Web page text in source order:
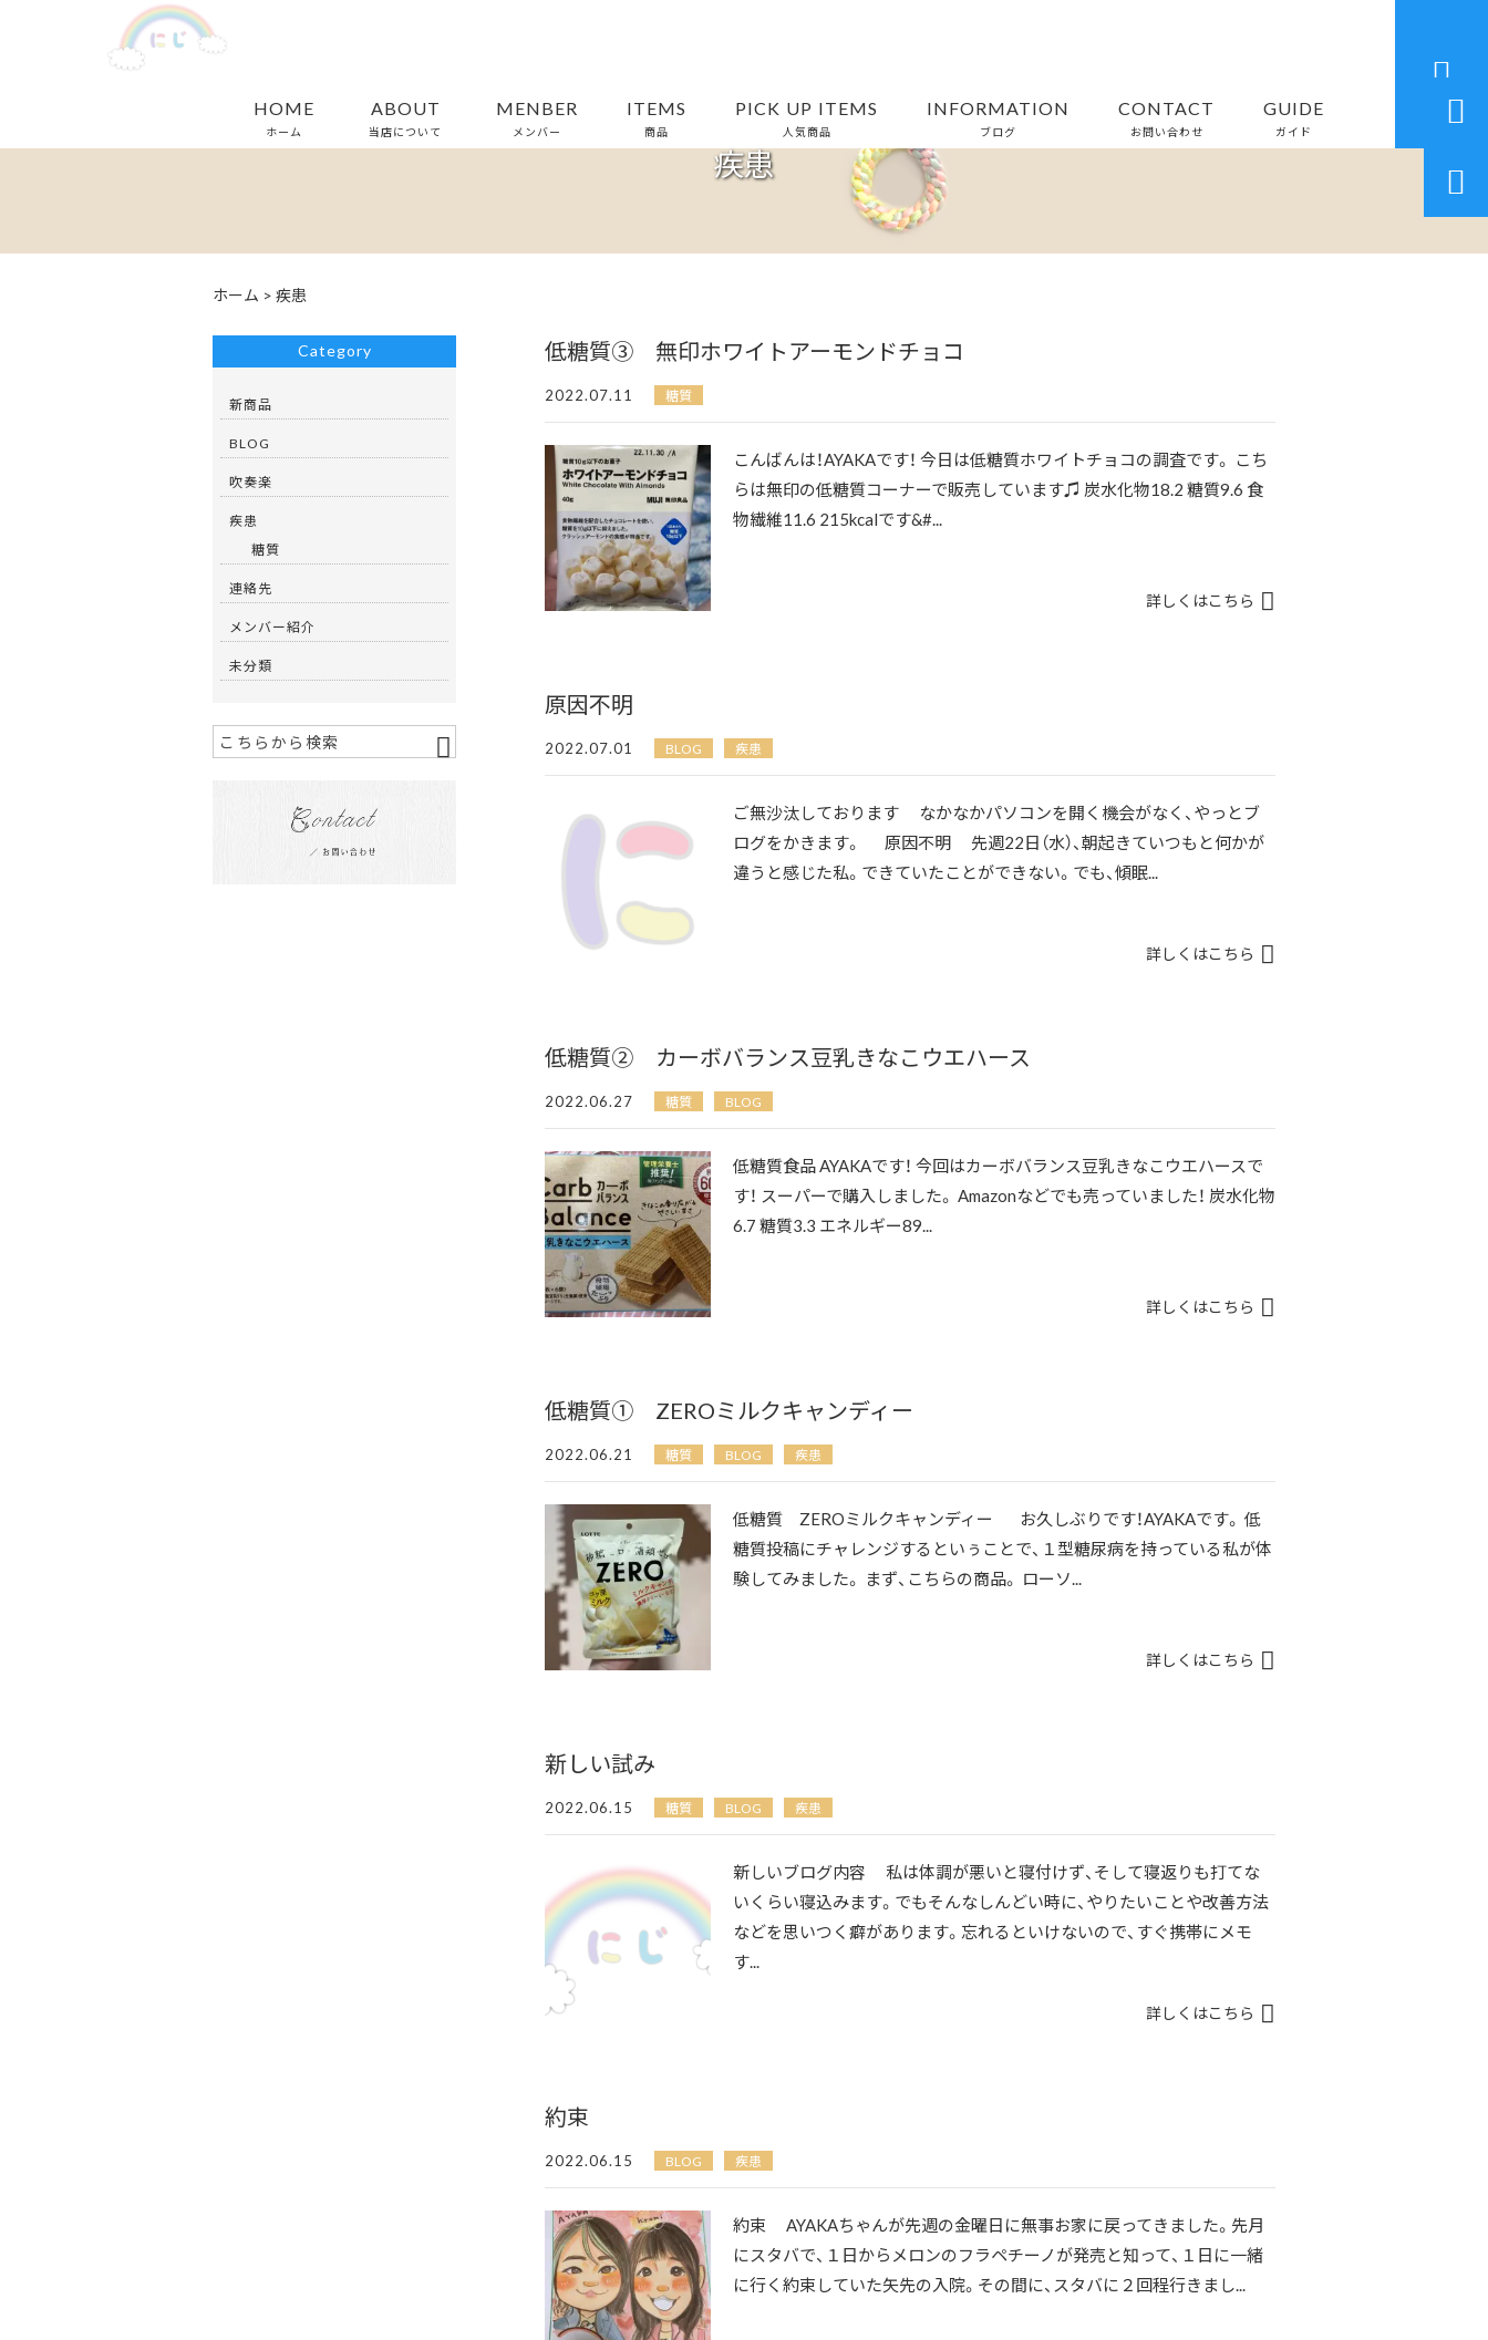
HOME
ホーム
ABOUT
当店について
MENBER
メンバー
ITEMS
商品
PICK UP ITEMS
人気商品
INFORMATION
ブログ
CONTACT
お問い合わせ
GUIDE
ガイド

疾患
ホーム > 疾患
低糖質➂ 無印ホワイトアーモンドチョコ
2022.07.11 糖質
こんばんは！AYAKAです！ 今日は低糖質ホワイトチョコの調査です。 こち
らは無印の低糖質コーナーで販売しています♫ 炭水化物18.2 糖質9.6 食
物繊維11.6 215kcalです&#...
詳しくはこちら
原因不明
2022.07.01 BLOG 疾患
ご無沙汰しております なかなかパソコンを開く機会がなく、やっとブ
ログをかきます。 原因不明 先週22日（水）、朝起きていつもと何かが
違うと感じた私。できていたことができない。でも、傾眠...
詳しくはこちら
低糖質② カーボバランス豆乳きなこウエハース
2022.06.27 糖質 BLOG
低糖質食品 AYAKAです！ 今回はカーボバランス豆乳きなこウエハースで
す！ スーパーで購入しました。 Amazonなどでも売っていました！ 炭水化物
6.7 糖質3.3 エネルギー89...
詳しくはこちら
低糖質① ZEROミルクキャンディー
2022.06.21 糖質 BLOG 疾患
低糖質 ZEROミルクキャンディー お久しぶりです！AYAKAです。 低
糖質投稿にチャレンジするといぅことで、１型糖尿病を持っている私が体
験してみました。 まず、こちらの商品。 ローソ...
詳しくはこちら
新しい試み
2022.06.15 糖質 BLOG 疾患
新しいブログ内容 私は体調が悪いと寝付けず、そして寝返りも打てな
いくらい寝込みます。でもそんなしんどい時に、やりたいことや改善方法
などを思いつく癖があります。忘れるといけないので、すぐ携帯にメモ
す...
詳しくはこちら
約束
2022.06.15 BLOG 疾患
約束 AYAKAちゃんが先週の金曜日に無事お家に戻ってきました。先月
にスタバで、１日からメロンのフラペチーノが発売と知って、１日に一緒
に行く約束していた矢先の入院。その間に、スタバに２回程行きまし...
Category
新商品
BLOG
吹奏楽
疾患
糖質
連絡先
メンバー紹介
未分類

